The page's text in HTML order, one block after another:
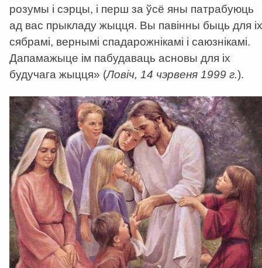
розумы і сэрцы, і перш за ўсё яны патрабуюць
ад вас прыкладу жыцця. Вы павінны быць для іх
сябрамі, вернымі спадарожнікамі і саюзнікамі.
Дапамажыце ім пабудаваць асновы для іх
будучага жыцця» (Ловіч, 14 чэрвеня 1999 г.).